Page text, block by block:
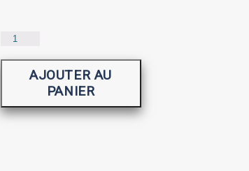
quantité
Migrations
AJOUTER AU
PANIER